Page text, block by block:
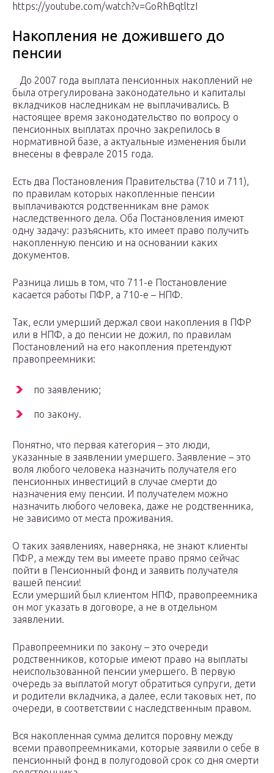
https://youtube.com/watch?v=GoRhBqtltzI
Накопления не дожившего до
пенсии
До 2007 года выплата пенсионных накоплений не
была отрегулирована законодательно и капиталы
вкладчиков наследникам не выплачивались. В
настоящее время законодательство по вопросу о
пенсионных выплатах прочно закрепилось в
нормативной базе, а актуальные изменения были
внесены в феврале 2015 года.
Есть два Постановления Правительства (710 и 711),
по правилам которых накопленные пенсии
выплачиваются родственникам вне рамок
наследственного дела. Оба Постановления имеют
одну задачу: разъяснить, кто имеет право получить
накопленную пенсию и на основании каких
документов.
Разница лишь в том, что 711-е Постановление
касается работы ПФР, а 710-е – НПФ.
Так, если умерший держал свои накопления в ПФР
или в НПФ, а до пенсии не дожил, по правилам
Постановлений на его накопления претендуют
правопреемники:
по заявлению;
по закону.
Понятно, что первая категория – это люди,
указанные в заявлении умершего. Заявление – это
воля любого человека назначить получателя его
пенсионных инвестиций в случае смерти до
назначения ему пенсии. И получателем можно
назначить любого человека, даже не родственника,
не зависимо от места проживания.
О таких заявлениях, наверняка, не знают клиенты
ПФР, а между тем вы имеете право прямо сейчас
пойти в Пенсионный фонд и заявить получателя
вашей пенсии!
Если умерший был клиентом НПФ, правопреемника
он мог указать в договоре, а не в отдельном
заявлении.
Правопреемники по закону – это очереди
родственников, которые имеют право на выплаты
неиспользованной пенсии умершего. В первую
очередь за выплатой могут обратиться супруги, дети
и родители вкладчика, а далее, если таковых нет, по
очереди, в соответствии с наследственным правом.
Вся накопленная сумма делится поровну между
всеми правопреемниками, которые заявили о себе в
пенсионный фонд в полугодовой срок со дня смерти